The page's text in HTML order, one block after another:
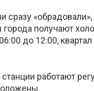
получают
до 12:00,
работают